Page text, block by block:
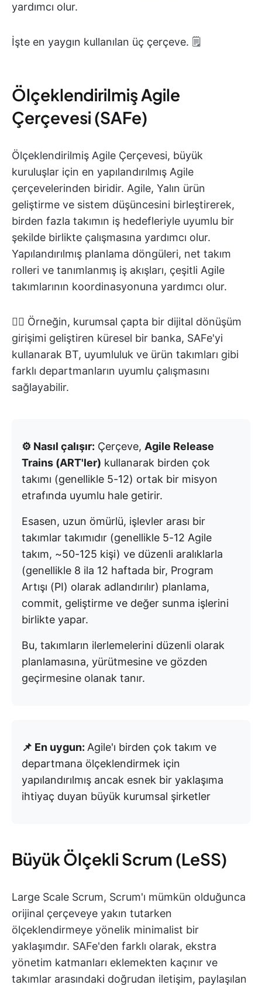
yardımcı olur.
İşte en yaygın kullanılan üç çerçeve. 🗒️
Ölçeklendirilmiş Agile
Çerçevesi (SAFe)
Ölçeklendirilmiş Agile Çerçevesi, büyük
kuruluşlar için en yapılandırılmış Agile
çerçevelerinden biridir. Agile, Yalın ürün
geliştirme ve sistem düşüncesini birleştirerek,
birden fazla takımın iş hedefleriyle uyumlu bir
şekilde birlikte çalışmasına yardımcı olur.
Yapılandırılmış planlama döngüleri, net takım
rolleri ve tanımlanmış iş akışları, çeşitli Agile
takımlarının koordinasyonuna yardımcı olur.
👉🏼 Örneğin, kurumsal çapta bir dijital dönüşüm
girişimi geliştiren küresel bir banka, SAFe'yi
kullanarak BT, uyumluluk ve ürün takımları gibi
farklı departmanların uyumlu çalışmasını
sağlayabilir.
⚙️ Nasıl çalışır: Çerçeve, Agile Release
Trains (ART'ler) kullanarak birden çok
takımı (genellikle 5-12) ortak bir misyon
etrafında uyumlu hale getirir.
Esasen, uzun ömürlü, işlevler arası bir
takımlar takımıdır (genellikle 5-12 Agile
takım, ~50-125 kişi) ve düzenli aralıklarla
(genellikle 8 ila 12 haftada bir, Program
Artışı (PI) olarak adlandırılır) planlama,
commit, geliştirme ve değer sunma işlerini
birlikte yapar.
Bu, takımların ilerlemelerini düzenli olarak
planlamasına, yürütmesine ve gözden
geçirmesine olanak tanır.
📌 En uygun: Agile'ı birden çok takım ve
departmana ölçeklendirmek için
yapılandırılmış ancak esnek bir yaklaşıma
ihtiyaç duyan büyük kurumsal şirketler
Büyük Ölçekli Scrum (LeSS)
Large Scale Scrum, Scrum'ı mümkün olduğunca
orijinal çerçeveye yakın tutarken
ölçeklendirmeye yönelik minimalist bir
yaklaşımdır. SAFe'den farklı olarak, ekstra
yönetim katmanları eklemekten kaçınır ve
takımlar arasındaki doğrudan iletişim, paylaşılan